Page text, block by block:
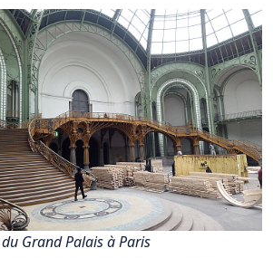
Grand Palais à Paris